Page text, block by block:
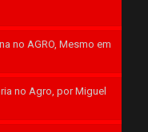
no AGRO, Mesmo em
no Agro, por Miguel